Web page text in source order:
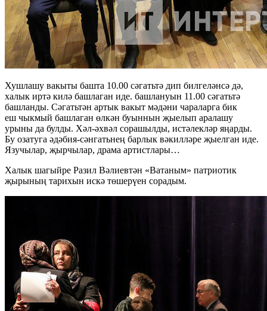
Хушлашу вакыты башта 10.00 сәгатьтә дип билгеләнсә дә,
халык иртә килә башлаган иде. башлануын 11.00 сәгатьтә
башланды. Сәгатьтән артык вакыт мәдәни чараларга бик
еш чыкмый башлаган өлкән буыннын җыелып аралашу
урыны да булды. Хәл-әхвәл сорашылды, истәлекләр яңарды.
Бу озатуга әдәбия-сәнгатьнең барлык вәкилләре җыелган иде.
Язучылар, җырчылар, драма артистлары…
Халык шагыйре Разил Вәлиевтән «Ватаным» патриотик
җырының тарихын искә төшерүен сорадым.